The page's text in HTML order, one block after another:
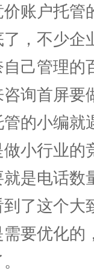
账户托管
，不少企
己管理的
询首屏要
的小编就
做小行业
是电话数
了这个大
要优化的